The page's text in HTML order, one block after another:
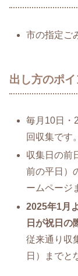
市の指定ご
出し方のポイ
毎月10日・
回収集です。
収集日の前
前の平日）
ームページ
2025年1月
日が祝日の
従来通り収
日）までと